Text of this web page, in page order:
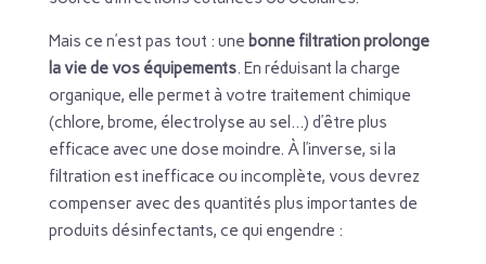
Mais ce n’est pas tout : une bonne filtration prolonge
la vie de vos équipements. En réduisant la charge
organique, elle permet à votre traitement chimique
(chlore, brome, électrolyse au sel…) d’être plus
efficace avec une dose moindre. À l’inverse, si la
filtration est inefficace ou incomplète, vous devrez
compenser avec des quantités plus importantes de
produits désinfectants, ce qui engendre :